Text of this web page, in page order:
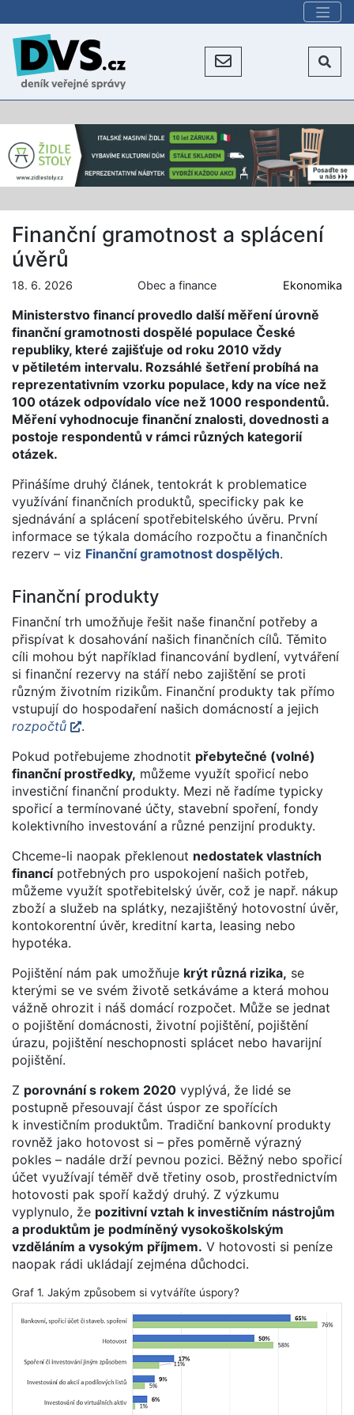
Finanční gramotnost a splácení
úvěrů
18. 6. 2026 Obec a finance Ekonomika
Ministerstvo financí provedlo další měření úrovně
finanční gramotnosti dospělé populace České
republiky, které zajišťuje od roku 2010 vždy
v pětiletém intervalu. Rozsáhlé šetření probíhá na
reprezentativním vzorku populace, kdy na více než
100 otázek odpovídalo více než 1000 respondentů.
Měření vyhodnocuje finanční znalosti, dovednosti a
postoje respondentů v rámci různých kategorií
otázek.
Přinášíme druhý článek, tentokrát k problematice
využívání finančních produktů, specificky pak ke
sjednávání a splácení spotřebitelského úvěru. První
informace se týkala domácího rozpočtu a finančních
rezerv – viz Finanční gramotnost dospělých.
Finanční produkty
Finanční trh umožňuje řešit naše finanční potřeby a
přispívat k dosahování našich finančních cílů. Těmito
cíli mohou být například financování bydlení, vytváření
si finanční rezervy na stáří nebo zajištění se proti
různým životním rizikům. Finanční produkty tak přímo
vstupují do hospodaření našich domácností a jejich
rozpočtů
.
Pokud potřebujeme zhodnotit přebytečné (volné)
finanční prostředky, můžeme využít spořicí nebo
investiční finanční produkty. Mezi ně řadíme typicky
spořicí a termínované účty, stavební spoření, fondy
kolektivního investování a různé penzijní produkty.
Chceme-li naopak překlenout nedostatek vlastních
financípotřebných pro uspokojení našich potřeb,
můžeme využít spotřebitelský úvěr, což je např. nákup
zboží a služeb na splátky, nezajištěný hotovostní úvěr,
kontokorentní úvěr, kreditní karta, leasing nebo
hypotéka.
Pojištění nám pak umožňuje krýt různá rizika, se
kterými se ve svém životě setkáváme a která mohou
vážně ohrozit i náš domácí rozpočet. Může se jednat
o pojištění domácnosti, životní pojištění, pojištění
úrazu, pojištění neschopnosti splácet nebo havarijní
pojištění.
Z porovnání s rokem 2020 vyplývá, že lidé se
postupně přesouvají část úspor ze spořících
k investičním produktům. Tradiční bankovní produkty
rovněž jako hotovost si – přes poměrně výrazný
pokles – nadále drží pevnou pozici. Běžný nebo spořicí
účet využívají téměř dvě třetiny osob, prostřednictvím
hotovosti pak spoří každý druhý. Z výzkumu
vyplynulo, že pozitivní vztah k investičním nástrojům
a produktům je podmíněný vysokoškolským
vzděláním a vysokým příjmem. V hotovosti si peníze
naopak rádi ukládají zejména důchodci.
Graf 1. Jakým způsobem si vytváříte úspory?